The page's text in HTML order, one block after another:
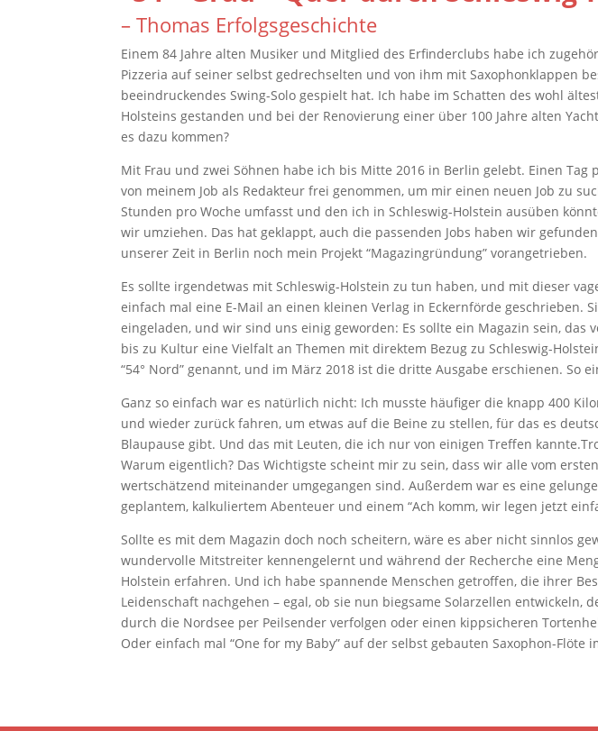
– Thomas Erfolgsgeschichte
Einem 84 Jahre alten Musiker und Mitglied des Erfinderclubs habe ich
Pizzeria auf seiner selbst gedrechselten und von ihm mit Saxophonklappen
beeindruckendes Swing-Solo gespielt hat. Ich habe im Schatten des wohl
Holsteins gestanden und bei der Renovierung einer über 100 Jahre alten
es dazu kommen?
Mit Frau und zwei Söhnen habe ich bis Mitte 2016 in Berlin gelebt. Einen Tag
von meinem Job als Redakteur frei genommen, um mir einen neuen Job zu
Stunden pro Woche umfasst und den ich in Schleswig-Holstein ausüben
wir umziehen. Das hat geklappt, auch die passenden Jobs haben wir
unserer Zeit in Berlin noch mein Projekt “Magazingründung” vorangetrieben.
Es sollte irgendetwas mit Schleswig-Holstein zu tun haben, und mit dieser
einfach mal eine E-Mail an einen kleinen Verlag in Eckernförde geschrieben.
eingeladen, und wir sind uns einig geworden: Es sollte ein Magazin sein, das
bis zu Kultur eine Vielfalt an Themen mit direktem Bezug zu Schleswig-
“54° Nord” genannt, und im März 2018 ist die dritte Ausgabe erschienen. So
Ganz so einfach war es natürlich nicht: Ich musste häufiger die knapp 400
und wieder zurück fahren, um etwas auf die Beine zu stellen, für das es
Blaupause gibt. Und das mit Leuten, die ich nur von einigen Treffen
Warum eigentlich? Das Wichtigste scheint mir zu sein, dass wir alle vom
wertschätzend miteinander umgegangen sind. Außerdem war es eine
geplantem, kalkuliertem Abenteuer und einem “Ach komm, wir legen jetzt
Sollte es mit dem Magazin doch noch scheitern, wäre es aber nicht sinnlos
wundervolle Mitstreiter kennengelernt und während der Recherche eine
Holstein erfahren. Und ich habe spannende Menschen getroffen, die ihrer
Leidenschaft nachgehen – egal, ob sie nun biegsame Solarzellen entwickeln,
durch die Nordsee per Peilsender verfolgen oder einen kippsicheren
Oder einfach mal “One for my Baby” auf der selbst gebauten Saxophon-Flöte